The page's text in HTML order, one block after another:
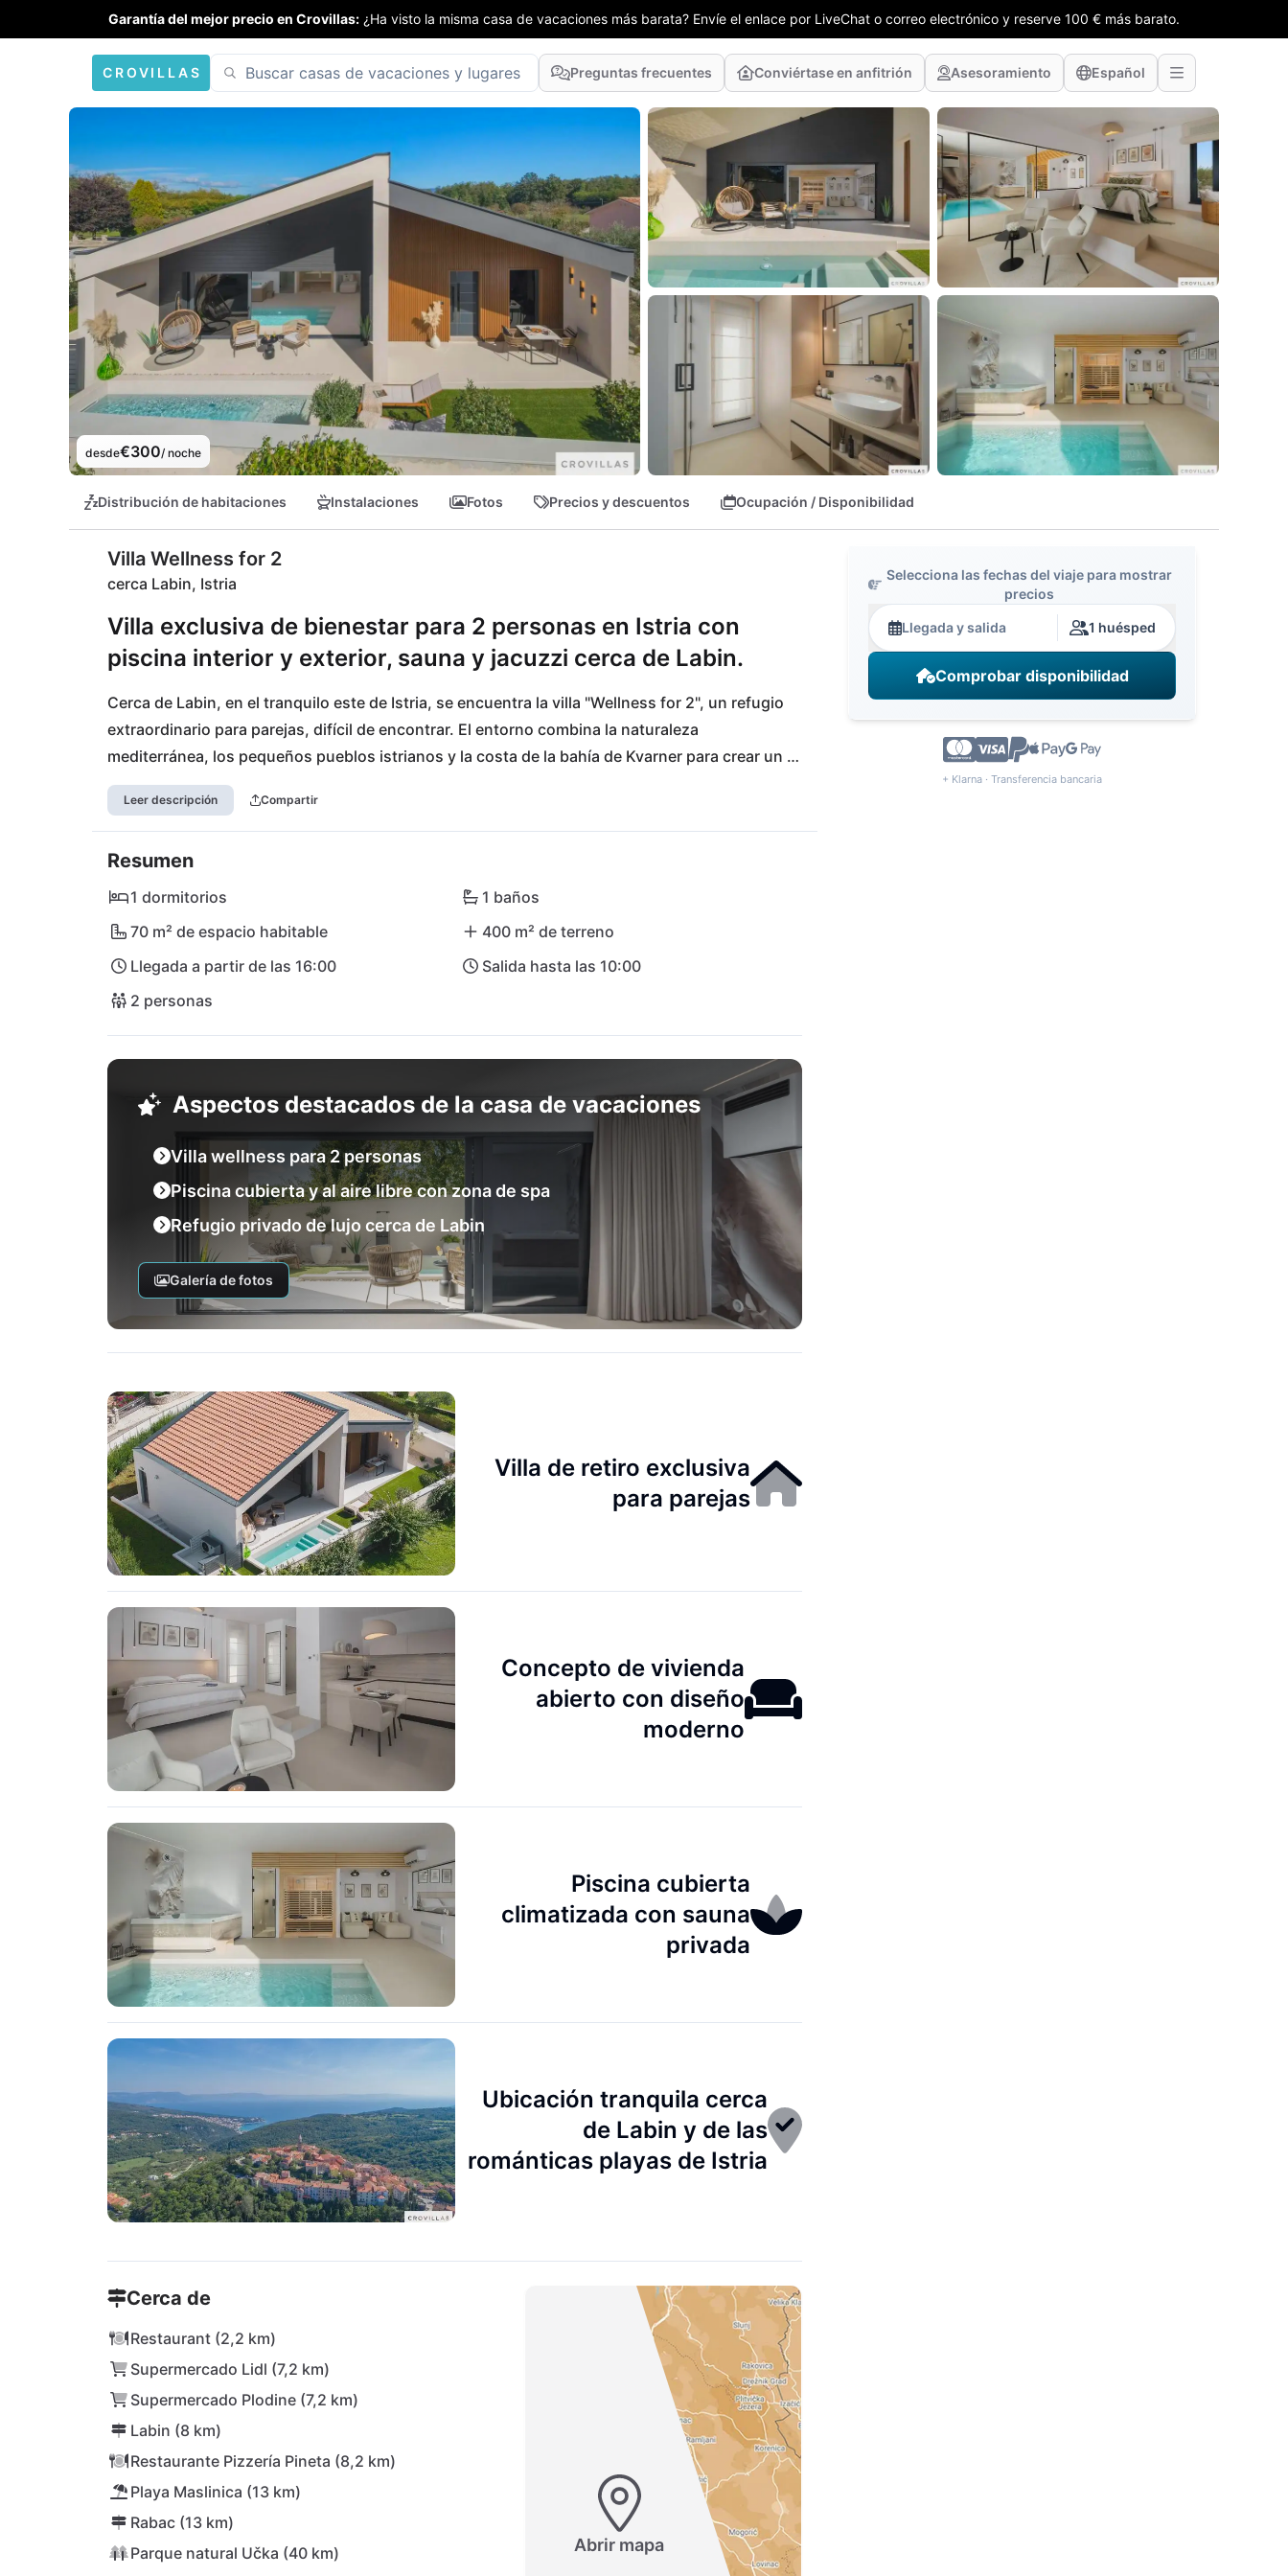
Garantía del mejor precio en Crovillas: ¿Ha visto la misma casa de vacaciones más barata? Envíe el enlace por LiveChat o correo electrónico y reserve 100 € más barato.
CROVILLAS Preguntas frecuentes Conviértase en anfitrión Asesoramiento Español
desde€300/ noche
Distribución de habitaciones Instalaciones Fotos Precios y descuentos Ocupación / Disponibilidad
Villa Wellness for 2
cerca Labin, Istria
Villa exclusiva de bienestar para 2 personas en Istria con
piscina interior y exterior, sauna y jacuzzi cerca de Labin.
Cerca de Labin, en el tranquilo este de Istria, se encuentra la villa "Wellness for 2", un refugio
extraordinario para parejas, difícil de encontrar. El entorno combina la naturaleza
mediterránea, los pequeños pueblos istrianos y la costa de la bahía de Kvarner para crear un
marco perfecto para días relajados en pareja. Al mismo tiempo, aquí se genera una sensación
de absoluta tranquilidad y privacidad, ideal para escapadas románticas, fines de semana de
bienestar y momentos especiales alejados de la rutina diaria.
Leer descripción Compartir
Resumen
1 dormitorios
1 baños
70 m² de espacio habitable
400 m² de terreno
Llegada a partir de las 16:00
Salida hasta las 10:00
2 personas
Aspectos destacados de la casa de vacaciones
Villa wellness para 2 personas
Piscina cubierta y al aire libre con zona de spa
Refugio privado de lujo cerca de Labin
Galería de fotos
Villa de retiro exclusiva
para parejas
Concepto de vivienda
abierto con diseño
moderno
Piscina cubierta
climatizada con sauna
privada
Ubicación tranquila cerca
de Labin y de las
románticas playas de Istria
Cerca de
Restaurant (2,2 km)
Supermercado Lidl (7,2 km)
Supermercado Plodine (7,2 km)
Labin (8 km)
Restaurante Pizzería Pineta (8,2 km)
Playa Maslinica (13 km)
Rabac (13 km)
Parque natural Učka (40 km)
Abrir mapa
Selecciona las fechas del viaje para mostrar
precios
Llegada y salida 1 huésped
Comprobar disponibilidad
+ Klarna · Transferencia bancaria